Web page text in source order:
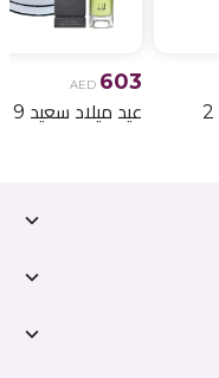
AED 603
عيد ميلاد سعيد 9